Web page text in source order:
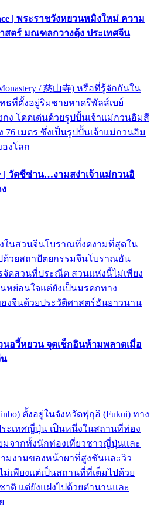
| พระราชวังหยวนหมิงใหม่ ความ
สตร์ มณฑลกวางตุ้ง ประเทศจีน
/ 慈山寺) หรือที่รู้จักกันใน
ธที่ตั้งอยู่ริมชายหาดรีพัลส์เบย์
งกง โดดเด่นด้วยรูปปั้นเจ้าแม่กวนอิมสี
เมตร ซึ่งเป็นรูปปั้นเจ้าแม่กวนอิม
งโลก
| วัดซีซ่าน…งามสง่าเจ้าแม่กวนอิ
ในสวนจีนโบราณที่งดงามที่สุดใน
ปด้วยสถาปัตยกรรมจีนโบราณอัน
จัดสวนที่ประณีต สวนแห่งนี้ไม่เพียง
หย่อนใจแต่ยังเป็นมรดกทาง
จีนด้วยประวัติศาสตร์อันยาวนาน
นอวี้หยวน จุดเช็กอินห้ามพลาดเมื่อ
น
ตั้งอยู่ในจังหวัดฟุกุอิ (Fukui) ทาง
ะเทศญี่ปุ่น เป็นหนึ่งในสถานที่ท่อง
มจากทั้งนักท่องเที่ยวชาวญี่ปุ่นและ
มงามของหน้าผาที่สูงชันและวิว
เพียงแต่เป็นสถานที่ที่เต็มไปด้วย
าติ แต่ยังแฝงไปด้วยตำนานและ